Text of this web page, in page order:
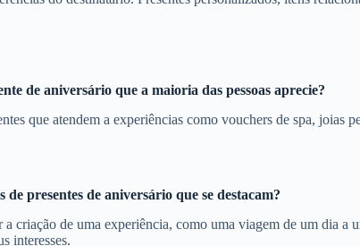
de aniversário que a maioria das pessoas aprecie?
que atendem a experiências como vouchers de spa, joias
de presentes de aniversário que se destacam?
criação de uma experiência, como uma viagem de um dia
interesses.